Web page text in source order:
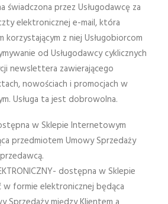
świadczona przez Usługodawcę za
elektronicznej e-mail, która
korzystającym z niej Usługobiorcom
od Usługodawcy cyklicznych
newslettera zawierającego
nowościach i promocjach w
Usługa ta jest dobrowolna.
w Sklepie Internetowym
przedmiotem Umowy Sprzedaży
dostępna w Sklepie
formie elektronicznej będąca